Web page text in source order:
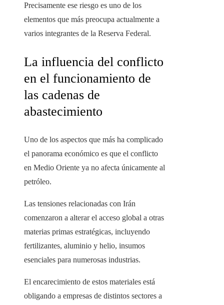
Precisamente ese riesgo es uno de los
elementos que más preocupa actualmente a
varios integrantes de la Reserva Federal.
La influencia del conflicto
en el funcionamiento de
las cadenas de
abastecimiento
Uno de los aspectos que más ha complicado
el panorama económico es que el conflicto
en Medio Oriente ya no afecta únicamente al
petróleo.
Las tensiones relacionadas con Irán
comenzaron a alterar el acceso global a otras
materias primas estratégicas, incluyendo
fertilizantes, aluminio y helio, insumos
esenciales para numerosas industrias.
El encarecimiento de estos materiales está
obligando a empresas de distintos sectores a